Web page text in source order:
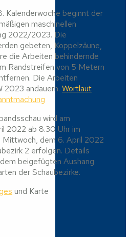
Kalenderwoche beginnt der
maschinellen
2022/2023. Die
gebeten, Koppelzäune,
die Arbeiten behindernde
Randstreifen von 5 Metern
Die Arbeiten
2023 andauern.Wortlaut
wird am
2022 ab 8.30 Uhr im
Mittwoch, dem 6. April 2022
2 erfolgen. Details
beigefügten Aushang
der Schaubezirke.
und Karte